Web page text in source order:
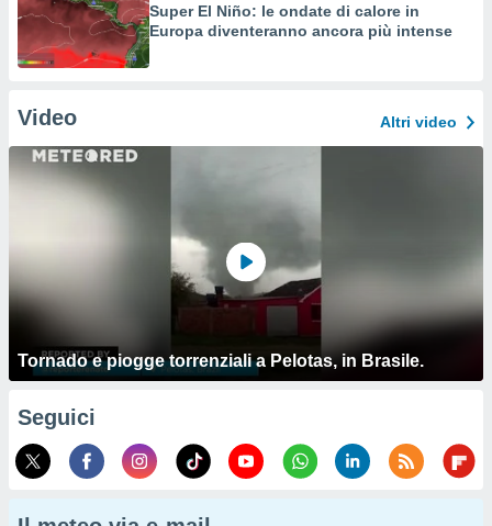
Super El Niño: le ondate di calore in
Europa diventeranno ancora più intense
Video Altri video
Tornado e piogge torrenziali a Pelotas, in Brasile.
Seguici